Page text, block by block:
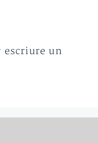
escriure un